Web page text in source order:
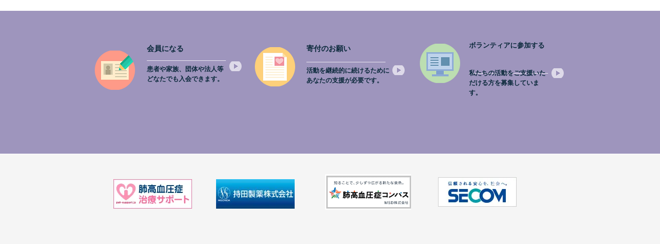
会員になる
患者や家族、団体や法人等
どなたでも入会できます。
寄付のお願い
活動を継続的に続けるために
あなたの支援が必要です。
ボランティアに参加する
私たちの活動をご支援いた
だける方を募集していま
す。